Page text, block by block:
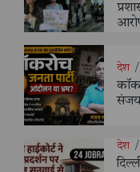
देश /
देश /